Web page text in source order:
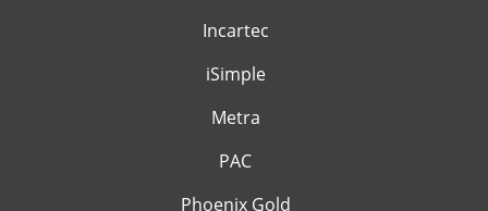
Incartec
iSimple
Metra
PAC
Phoenix Gold